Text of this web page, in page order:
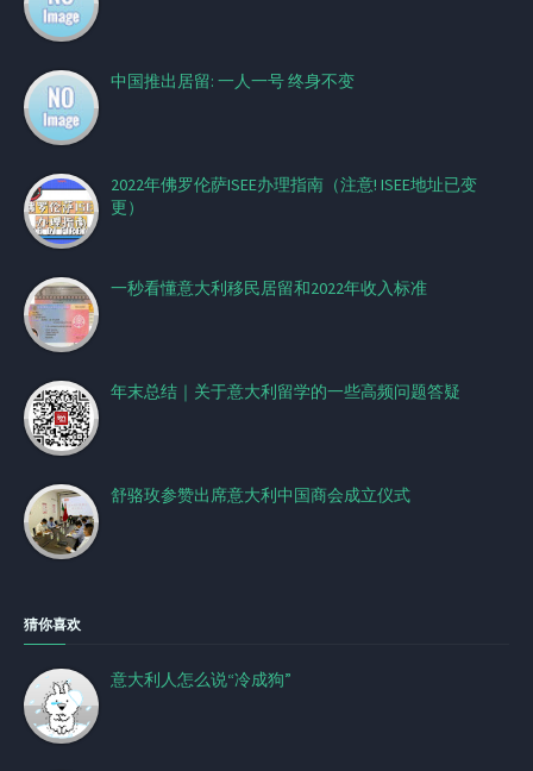
中国推出居留: 一人一号 终身不变
2022年佛罗伦萨ISEE办理指南（注意! ISEE地址已变
更）
一秒看懂意大利移民居留和2022年收入标准
年末总结｜关于意大利留学的一些高频问题答疑
舒骆玫参赞出席意大利中国商会成立仪式
猜你喜欢
意大利人怎么说“冷成狗”